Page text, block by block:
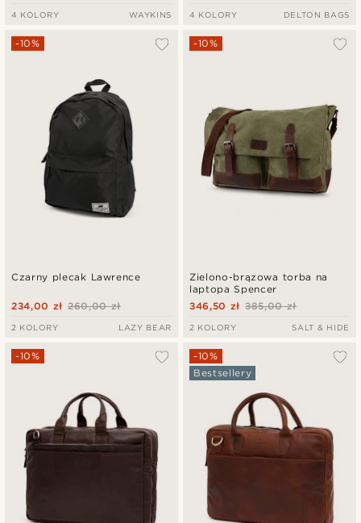
4 KOLORY WAYKINS 4 KOLORY DELTON BAGS
Czarny plecak Lawrence
-10%
260,00 zł
234,00 zł
2 KOLORY LAZY BEAR
Zielono-brązowa torba na
laptopa Spencer
-10%
385,00 zł
346,50 zł
2 KOLORY SALT & HIDE
-10%
-10%
Bestsellery